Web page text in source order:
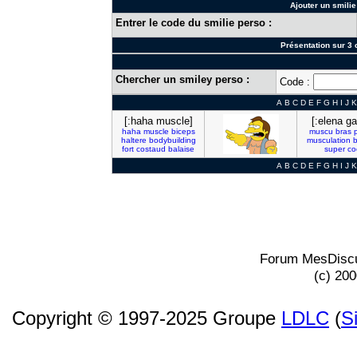
Ajouter un
Entrer le code du smilie perso :
Présentation sur 3
Chercher un smiley perso : Code :
A B C D E F G H I J K
[:haha muscle]
haha muscle biceps
haltere bodybuilding
fort costaud balaise
[:elena
muscu bras
musculation
super
A B C D E F G H I J K
Forum
(c)
Copyright © 1997-2025 Groupe LDLC (